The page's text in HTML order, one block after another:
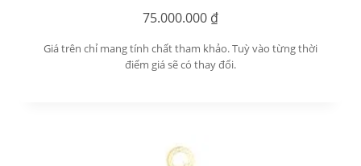
75.000.000 ₫
Giá trên chỉ mang tính chất tham khảo. Tuỳ vào từng thời
điểm giá sẽ có thay đổi.